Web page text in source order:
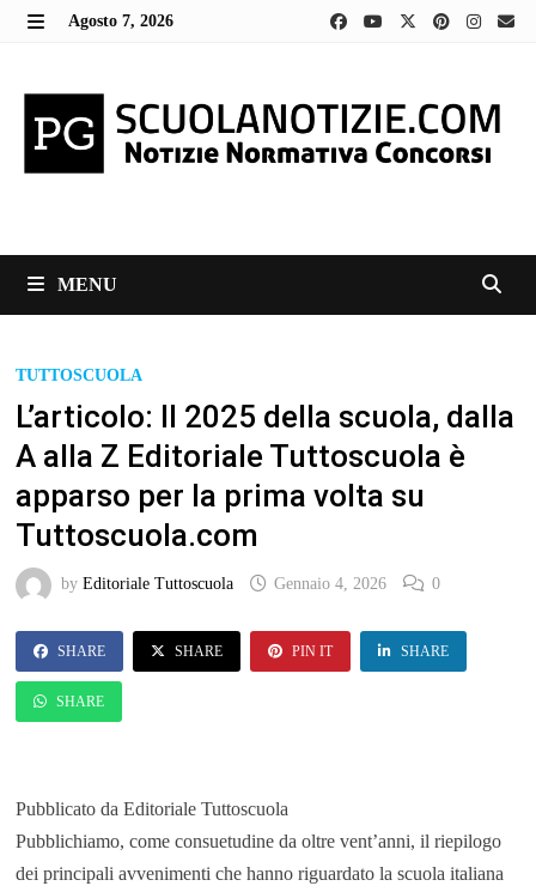
Skip
Agosto 7, 2026
MENU
TUTTOSCUOLA
L’articolo: Il 2025 della scuola, dalla
A alla Z Editoriale Tuttoscuola è
apparso per la prima volta su
Tuttoscuola.com
by Editoriale Tuttoscuola Gennaio 4, 2026 0
SHARE SHARE PIN IT SHARE
SHARE
Pubblicato da Editoriale Tuttoscuola
Pubblichiamo, come consuetudine da oltre vent’anni, il riepilogo
dei principali avvenimenti che hanno riguardato la scuola italiana